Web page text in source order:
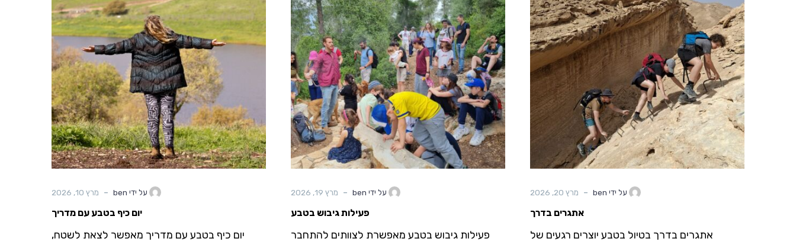
על ידי ben - מרץ 20, 2026
אתגרים בדרך
אתגרים בדרך בטיול בטבע יוצרים רגעים של
על ידי ben - מרץ 19, 2026
פעילות גיבוש בטבע
פעילות גיבוש בטבע מאפשרת לצוותים להתחבר
על ידי ben - מרץ 10, 2026
יום כיף בטבע עם מדריך
יום כיף בטבע עם מדריך מאפשר לצאת לשטח,